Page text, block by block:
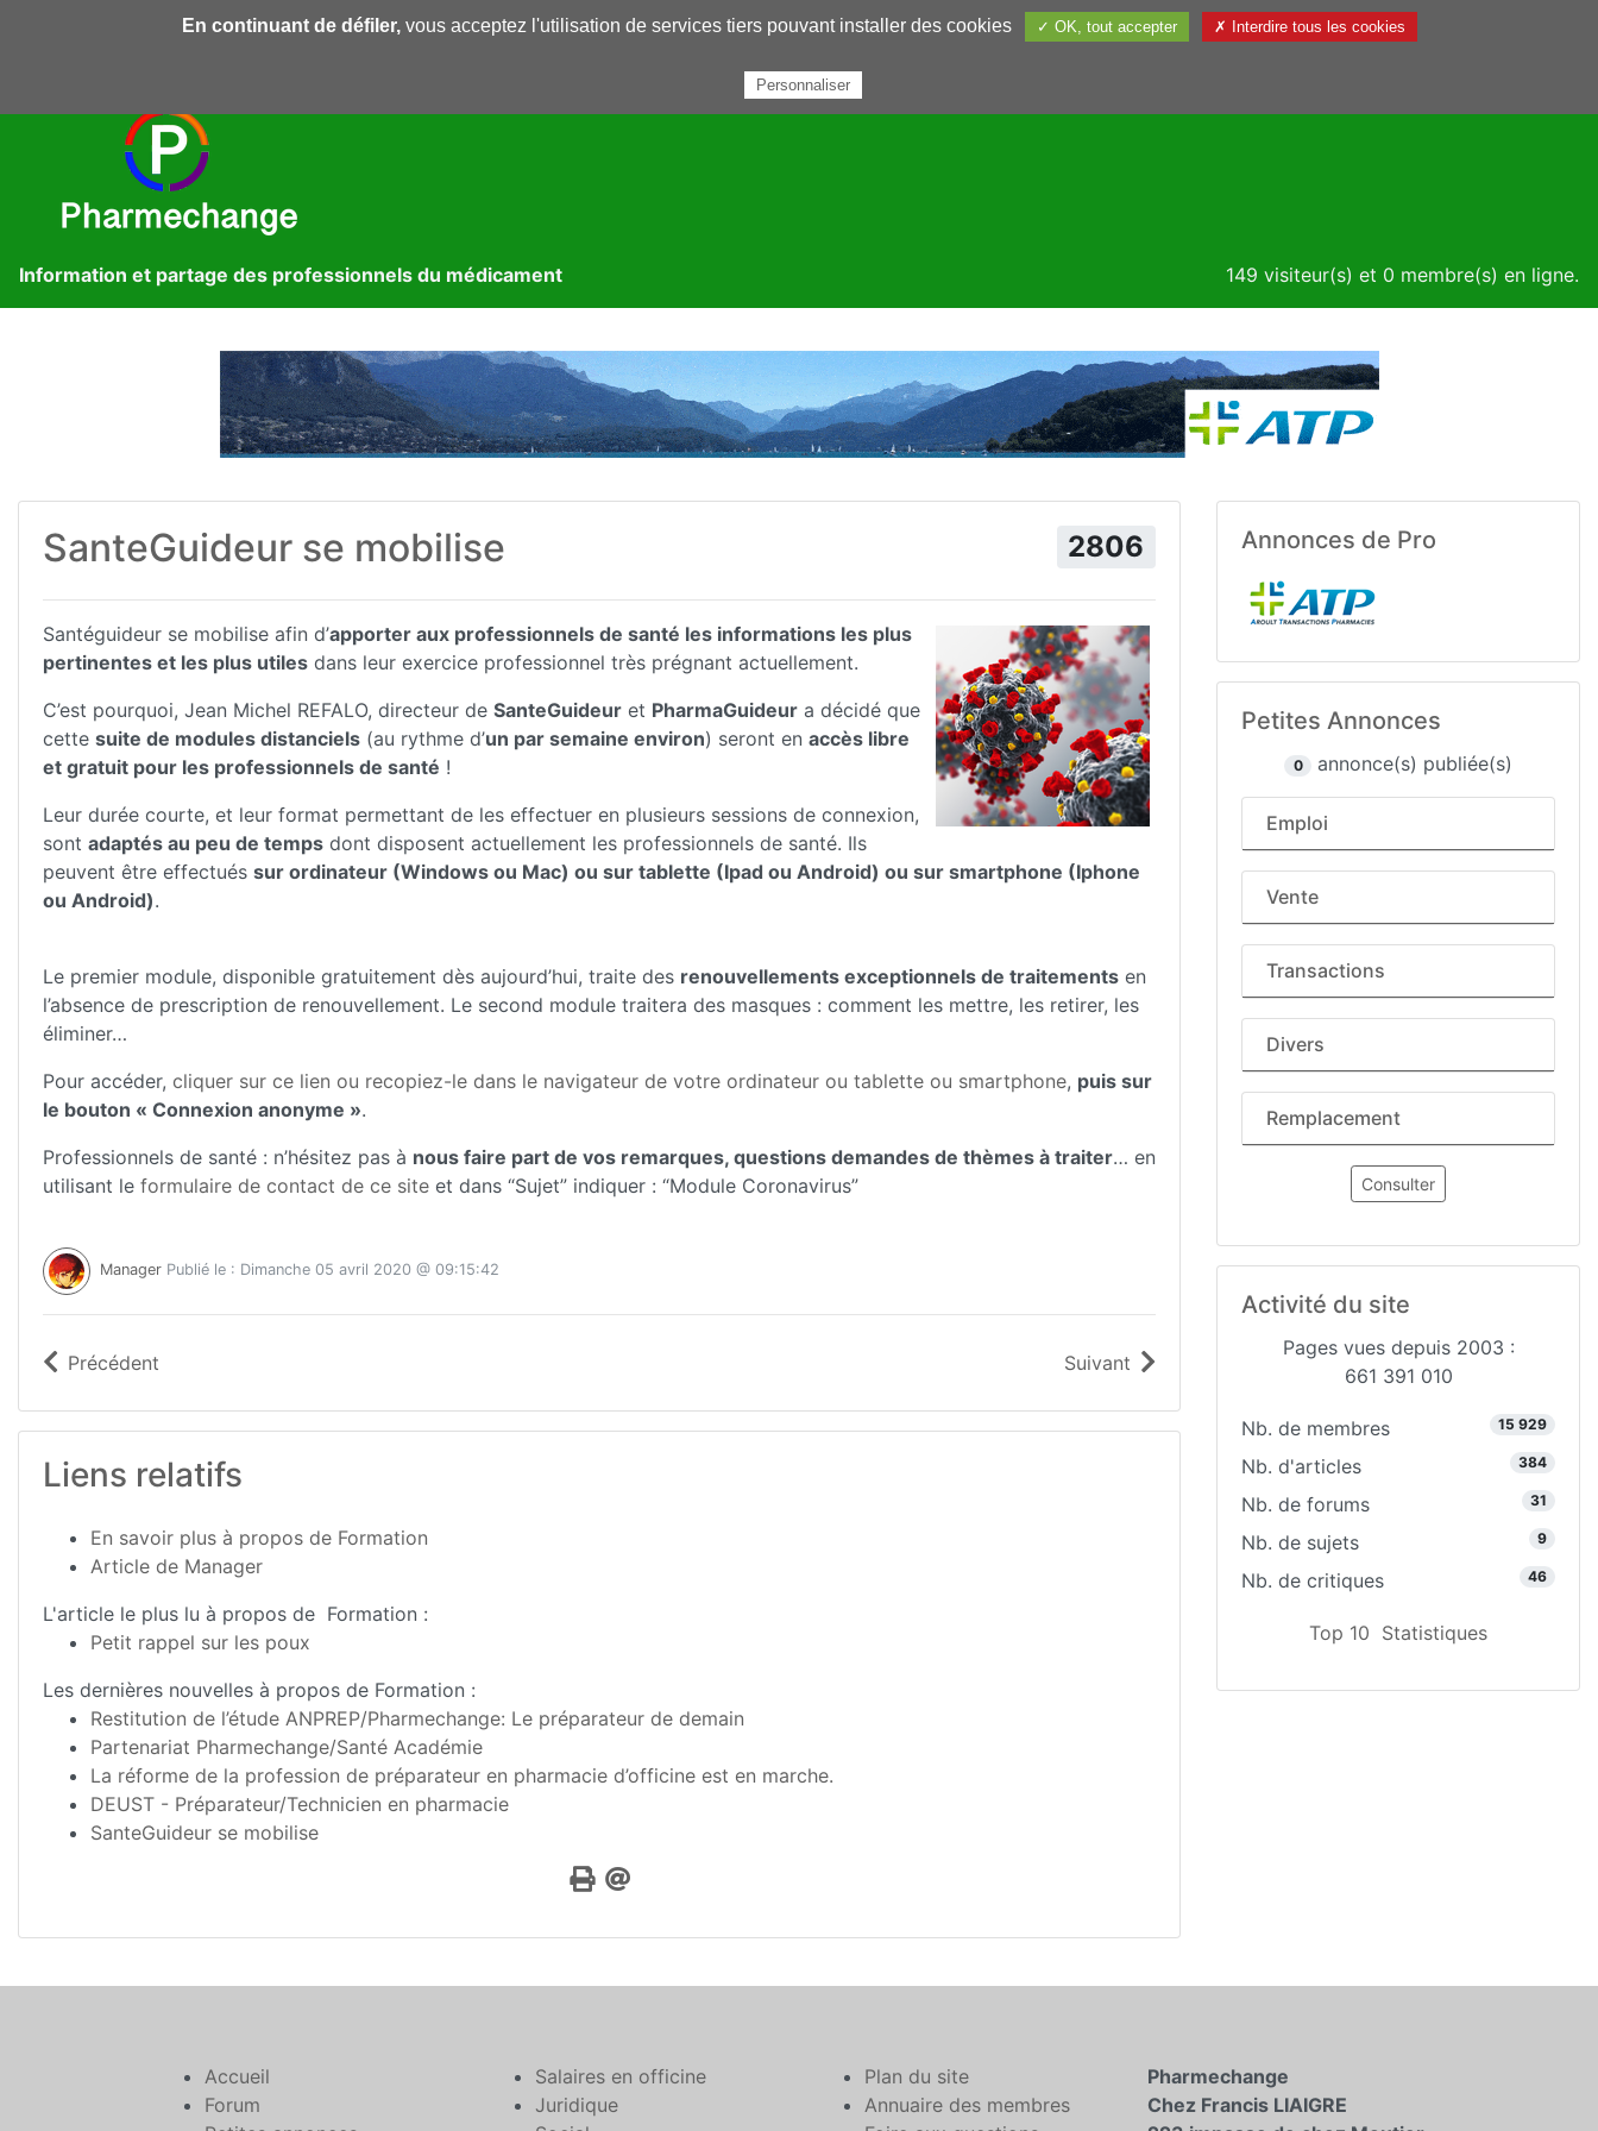
Pharmechange Forums Dossiers Presse Librairie Annuaires Petites annonces Nous contacter Utile
Information et partage des professionnels du médicament 149 visiteur(s) et 0 membre(s) en ligne.
SanteGuideur se mobilise 2806
Santéguideur se mobilise afin d’apporter aux professionnels de santé les informations les plus
pertinentes et les plus utiles dans leur exercice professionnel très prégnant actuellement.
C’est pourquoi, Jean Michel REFALO, directeur de SanteGuideur et PharmaGuideur a décidé que
cette suite de modules distanciels (au rythme d’un par semaine environ) seront en accès libre
et gratuit pour les professionnels de santé !
Leur durée courte, et leur format permettant de les effectuer en plusieurs sessions de connexion,
sont adaptés au peu de temps dont disposent actuellement les professionnels de santé. Ils
peuvent être effectués sur ordinateur (Windows ou Mac) ou sur tablette (Ipad ou Android) ou sur smartphone (Iphone
ou Android).
Le premier module, disponible gratuitement dès aujourd’hui, traite des renouvellements exceptionnels de traitements en
l’absence de prescription de renouvellement. Le second module traitera des masques : comment les mettre, les retirer, les
éliminer…
Pour accéder, cliquer sur ce lien ou recopiez-le dans le navigateur de votre ordinateur ou tablette ou smartphone, puis sur
le bouton « Connexion anonyme ».
Professionnels de santé : n’hésitez pas à nous faire part de vos remarques, questions demandes de thèmes à traiter… en
utilisant le formulaire de contact de ce site et dans “Sujet” indiquer : “Module Coronavirus”
Manager Publié le : Dimanche 05 avril 2020 @ 09:15:42
Précédent Suivant
Liens relatifs
En savoir plus à propos de Formation
Article de Manager
L'article le plus lu à propos de Formation :
Petit rappel sur les poux
Les dernières nouvelles à propos de Formation :
Restitution de l’étude ANPREP/Pharmechange: Le préparateur de demain
Partenariat Pharmechange/Santé Académie
La réforme de la profession de préparateur en pharmacie d’officine est en marche.
DEUST - Préparateur/Technicien en pharmacie
SanteGuideur se mobilise
Annonces de Pro
Petites Annonces
0 annonce(s) publiée(s)
Emploi
Vente
Transactions
Divers
Remplacement
Consulter
Activité du site
Pages vues depuis 2003 :
661 391 010
Nb. de membres 15 929
Nb. d'articles 384
Nb. de forums 31
Nb. de sujets 9
Nb. de critiques 46
Top 10 Statistiques
Accueil
Forum
Salaires en officine
Juridique
Plan du site
Annuaire des membres
Pharmechange
Chez Francis LIAIGRE
En continuant de défiler,vous acceptez l'utilisation de services tiers pouvant installer des cookies ✓ OK, tout accepter ✗ Interdire tous les cookies
Personnaliser